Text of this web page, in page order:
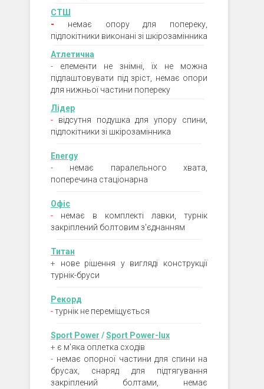
СТШ
-
немає опору для попереку,
підлокітники виконані зі шкірозамінника
Атлетична
- елементи не знімні, їх не можна
підлаштовувати під зріст, немає опори
для нижньої частини попереку
Лідер
- відсутня подушка для упору спини,
підлокітники зі шкірозамінника
Energy
- немає паралельного хвата,
поперечина стаціонарна
Офіс
- немає в комплекті лавки, турнік
закріплений болтовим з'єднанням
Титан
+
нове рішення у вигляді конструкції
турнік-бруси
Рекорд
-турнік не переміщується
Sport Power /Sport Power-lux
+ є м'яка оплетка сходів
- немає опорної частини для спини на
брусах, снаряд для підтягування
закріплений болтами, немає